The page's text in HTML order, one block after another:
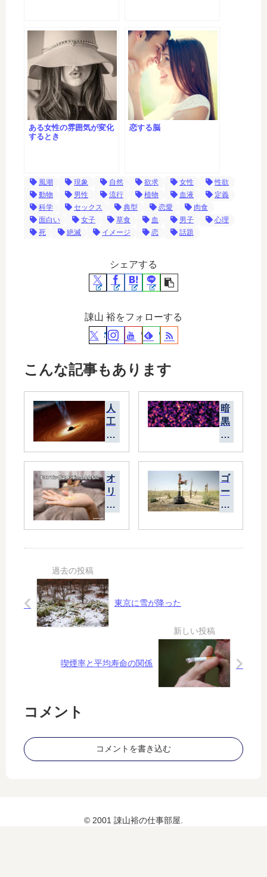
ある女性の雰囲気が変化
するとき
恋する脳
風潮 現象 自然 欲求 女性
性欲
動物
男性 流行 植物 血液
定義
科学
セックス 典型 恋愛
肉食
面白い
女子 草食 血 男子
心理
死
絶滅 イメージ 恋 話題
シェアする
諌山 裕をフォローする
こんな記事もあります
人
工
ブ
ッ
ク
ホ
ル
タ
暗
黒
物
の
話
オ
リ
ン
ッ
ン
ド
ー
ム
も
ゴ
ー
ス
オ
危
な
い
｜
B
東京に雪が降った
喫煙率と平均寿命の関係
コメント
コメントを書き込む
© 2001 諌山裕の仕事部屋.